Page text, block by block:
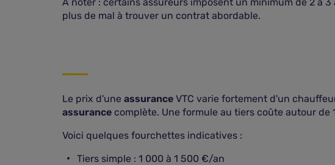
plus de mal à trouver un contrat abordable.
Le prix d'une assurance VTC varie fortement d'un
assurance complète. Une formule au tiers coûte autour
Voici quelques fourchettes indicatives :
Tiers simple : 1 000 à 1 500 €/an